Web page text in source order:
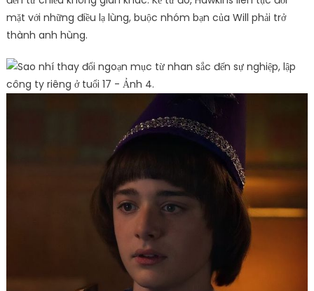
mặt với những điều lạ lùng, buộc nhóm bạn của Will phải trở
thành anh hùng.